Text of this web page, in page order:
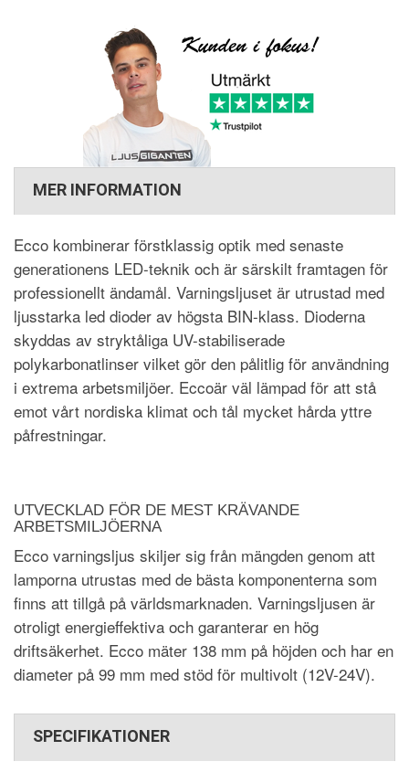
MER INFORMATION
Ecco kombinerar förstklassig optik med senaste
generationens LED-teknik och är särskilt framtagen för
professionellt ändamål. Varningsljuset är utrustad med
ljusstarka led dioder av högsta BIN-klass. Dioderna
skyddas av stryktåliga UV-stabiliserade
polykarbonatlinser vilket gör den pålitlig för användning
i extrema arbetsmiljöer. Eccoär väl lämpad för att stå
emot vårt nordiska klimat och tål mycket hårda yttre
påfrestningar.
UTVECKLAD FÖR DE MEST KRÄVANDE
ARBETSMILJÖERNA
Ecco varningsljus skiljer sig från mängden genom att
lamporna utrustas med de bästa komponenterna som
finns att tillgå på världsmarknaden. Varningsljusen är
otroligt energieffektiva och garanterar en hög
driftsäkerhet. Ecco mäter 138 mm på höjden och har en
diameter på 99 mm med stöd för multivolt (12V-24V).
SPECIFIKATIONER